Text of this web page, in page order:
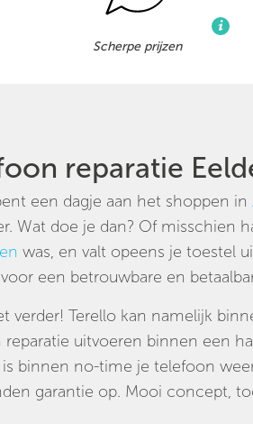
Scherpe prijzen
reparatie
een dagje aan het shoppen in
Wat doe je dan? Of misschien
was, en valt opeens je toestel
een betrouwbare en
verder! Terello kan namelijk
uitvoeren binnen een
binnen no-time je telefoon
garantie op. Mooi concept,